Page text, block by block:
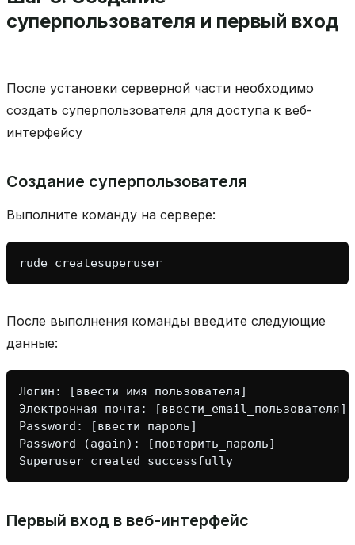
суперпользователя и первый вход
После установки серверной части необходимо
создать суперпользователя для доступа к веб-
интерфейсу
Создание суперпользователя
Выполните команду на сервере:
rude
После выполнения команды введите следующие
данные:
Логин : [ввести_имя_пользователя]
Электронная
почта : [ввести_email_пользователя]
Password : [ввести_пароль]
Password
(again): [повторить_пароль]
Superuser created successfully
Первый вход в веб-интерфейс